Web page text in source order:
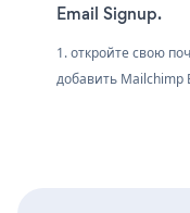
Email Signup.
1. откройте свою
добавить Mailchimp